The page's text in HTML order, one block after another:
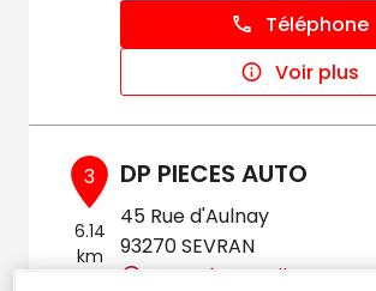
Téléphone
Voir plus
3
6.14
km
DP PIECES AUTO
45 Rue d'Aulnay
93270 SEVRAN
Fermé actuellement